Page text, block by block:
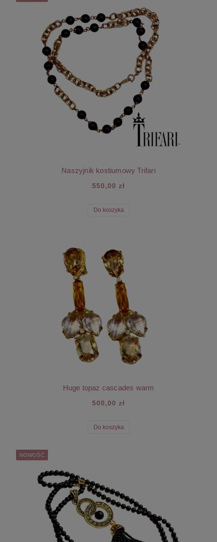
Naszyjnik kostiumowy Trifari
550,00 zł
Do koszyka
Huge topaz cascades warm
500,00 zł
Do koszyka
NOWOŚĆ